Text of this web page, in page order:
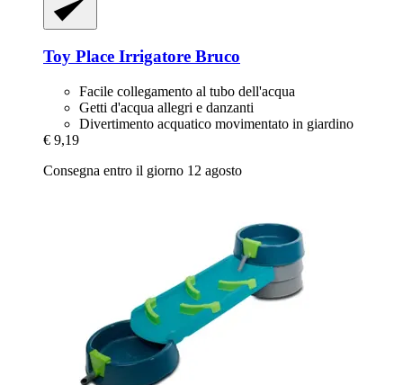
Toy Place Irrigatore Bruco
Facile collegamento al tubo dell'acqua
Getti d'acqua allegri e danzanti
Divertimento acquatico movimentato in giardino
€ 9,19
Consegna entro il giorno 12 agosto